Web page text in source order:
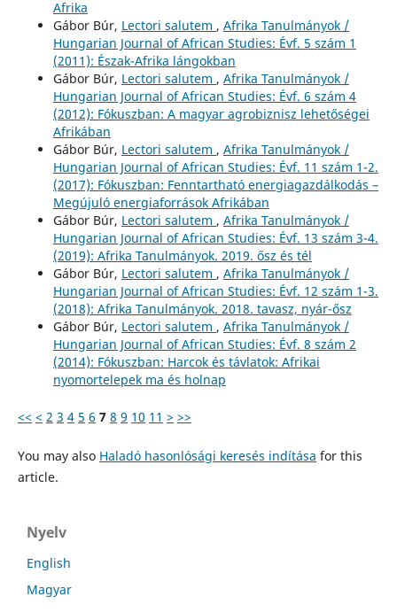
Afrika
Gábor Búr, Lectori salutem , Afrika Tanulmányok /
Hungarian Journal of African Studies: Évf. 5 szám 1
(2011): Észak-Afrika lángokban
Gábor Búr, Lectori salutem , Afrika Tanulmányok /
Hungarian Journal of African Studies: Évf. 6 szám 4
(2012): Fókuszban: A magyar agrobiznisz lehetőségei
Afrikában
Gábor Búr, Lectori salutem , Afrika Tanulmányok /
Hungarian Journal of African Studies: Évf. 11 szám 1-2.
(2017): Fókuszban: Fenntartható energiagazdálkodás –
Megújuló energiaforrások Afrikában
Gábor Búr, Lectori salutem , Afrika Tanulmányok /
Hungarian Journal of African Studies: Évf. 13 szám 3-4.
(2019): Afrika Tanulmányok. 2019. ősz és tél
Gábor Búr, Lectori salutem , Afrika Tanulmányok /
Hungarian Journal of African Studies: Évf. 12 szám 1-3.
(2018): Afrika Tanulmányok. 2018. tavasz, nyár-ősz
Gábor Búr, Lectori salutem , Afrika Tanulmányok /
Hungarian Journal of African Studies: Évf. 8 szám 2
(2014): Fókuszban: Harcok és távlatok: Afrikai
nyomortelepek ma és holnap
<< < 2 3 4 5 6 7 8 9 10 11 > >>
You may also Haladó hasonlósági keresés indítása for this
article.
Nyelv
English
Magyar